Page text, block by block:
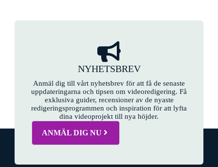
NYHETSBREV
Anmäl dig till vårt nyhetsbrev för att få de senaste
uppdateringarna och tipsen om videoredigering. Få
exklusiva guider, recensioner av de nyaste
redigeringsprogrammen och inspiration för att lyfta
dina videoprojekt till nya höjder.
ANMÄL DIG NU